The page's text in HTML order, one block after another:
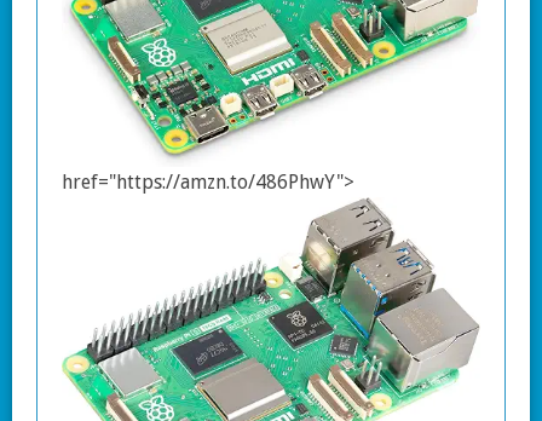
href="https://amzn.to/486PhwY">